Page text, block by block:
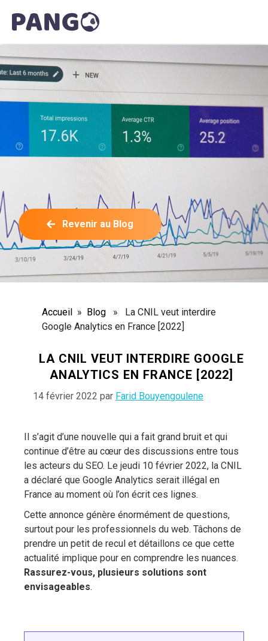
Revenir au Blog
Accueil » Blog » La CNIL veut interdire
Google Analytics en France [2022]
LA CNIL VEUT INTERDIRE GOOGLE
ANALYTICS EN FRANCE [2022]
14 février 2022 par Farid Bouyengoulene
Il s’agit d’une nouvelle qui a fait grand bruit et qui
continue d’être au cœur des discussions entre tous
les acteurs du SEO. Le jeudi 10 février 2022, la CNIL
a déclaré que Google Analytics serait illégal en
France au moment où l’on écrit ces lignes.
Cette annonce génère énormément de questions,
surtout pour les professionnels du web. Tâchons de
prendre un petit de recul et détaillons ce que cette
actualité implique pour en comprendre les nuances.
Rassurez-vous, plusieurs solutions sont
envisageables.